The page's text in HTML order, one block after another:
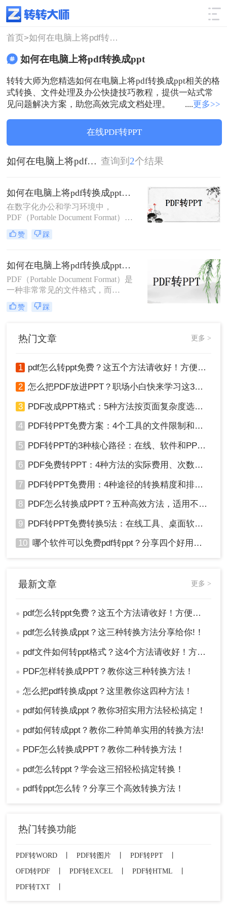
使用技巧 筛选
首页> 如何在电脑上将pdf转换成ppt
如何在电脑上将pdf转换成ppt
转转大师为您精选如何在电脑上将pdf转换成ppt相关的格
式转换、文件处理及办公快捷技巧教程，提供一站式常
见问题解决方案，助您高效完成文档处理。
....更多>>
在线PDF转PPT
如何在电脑上将pdf转换成ppt 查询到 2个结果
如何在电脑上将pdf转换成ppt？大家试试这二种方法！
在数字化办公和学习环境中，
PDF（Portable Document Format）因
其良好的兼容性和稳定性，成为了广
泛使用的文件格式。然而，当需要进
为PPT（PowerPoint演示文稿）格式就
显得尤为重要。本文将详细介绍如何
在电脑上将pdf转换成ppt的转换过
程，并探讨几种常用的转换方法。
赞 踩
如何在电脑上将pdf转换成ppt？快来试试这三个转换方法
PDF（Portable Document Format）是
一种非常常见的文件格式，而
PPT（PowerPoint）则是一种用于制作
演示文稿的文件格式。当您需要将
方法可以实现。下面将介绍三种常见
的方法：使用使用在线转换工具、使
PDF转PPT软件。
赞 踩
热门文章 更多 >
1 pdf怎么转ppt免费？这五个方法请收好！方便又好用！
2 怎么把PDF放进PPT？职场小白快来学习这3种方法！
3 PDF改成PPT格式：5种方法按页面复杂度选择！
4 PDF转PPT免费方案：4个工具的文件限制和输出质量对比！
5 PDF转PPT的3种核心路径：在线、软件和PPT自带的适用范围！
6 PDF免费转PPT：4种方法的实际费用、次数限制和效果！
7 PDF转PPT免费用：4种途径的转换精度和排版保留能力对比！
8 PDF怎么转换成PPT？五种高效方法，适用不同场景全解析！
9 PDF转PPT免费转换5法：在线工具、桌面软件和PPT插件的优劣！
10 哪个软件可以免费pdf转ppt？分享四个好用的转换工具！
最新文章 更多 >
● pdf怎么转ppt免费？这五个方法请收好！方便又好用！
● pdf怎么转换成ppt？这三种转换方法分享给你!！
● pdf文件如何转ppt格式？这4个方法请收好！方便又好用！
● PDF怎样转换成PPT？教你这三种转换方法！
● 怎么把pdf转换成ppt？这里教你这四种方法！
● pdf如何转换成ppt？教你3招实用方法轻松搞定！
● pdf如何转成ppt？教你二种简单实用的转换方法!
● PDF怎么转换成PPT？教你二种转换方法！
● pdf怎么转ppt？学会这三招轻松搞定转换！
● pdf转ppt怎么转？分享三个高效转换方法！
热门转换功能
PDF转WORD PDF转图片 PDF转PPT
OFD转PDF
PDF转EXCEL PDF转HTML
PDF转TXT